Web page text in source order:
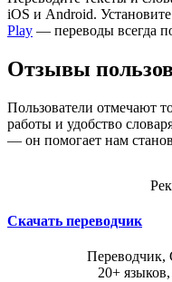
iOS и Android.
Play — переводы всегда
Отзывы
Пользователи отмечают
работы и удобство
— он помогает нам
Скачать переводчик
Переводчик,
20+